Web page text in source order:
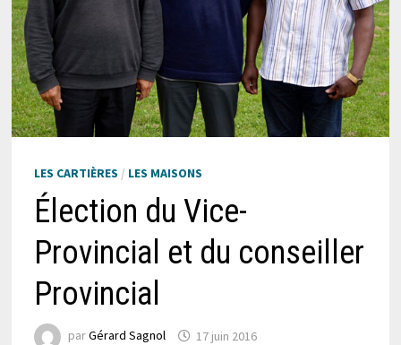
LES CARTIÈRES / LES MAISONS
Élection du Vice-
Provincial et du conseiller
Provincial
parGérard Sagnol 17 juin 2016